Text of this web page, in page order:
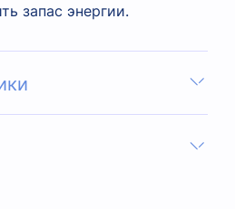
запас энергии.